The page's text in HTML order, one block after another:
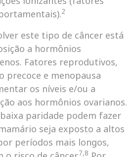
2
este tipo de câncer está
a hormônios
Fatores reprodutivos,
precoce e menopausa
os níveis e/ou a
aos hormônios ovarianos.
paridade podem fazer
seja exposto a altos
períodos mais longos,
7,8